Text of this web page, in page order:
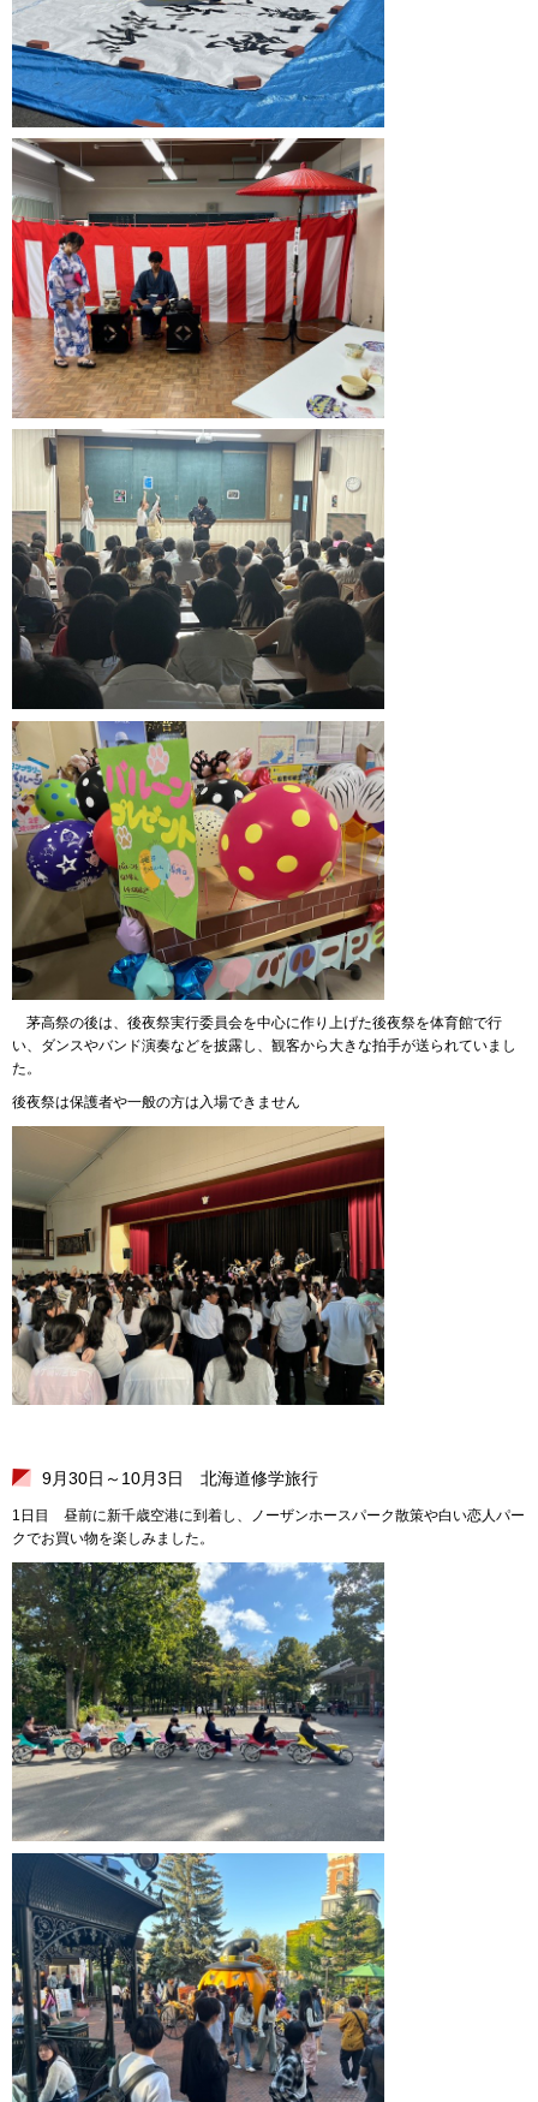
茅高祭の後は、後夜祭実行委員会を中心に作り上げた後夜祭を体育館で行
い、ダンスやバンド演奏などを披露し、観客から大きな拍手が送られていまし
た。
後夜祭は保護者や一般の方は入場できません
9月30日～10月3日 北海道修学旅行
1日目 昼前に新千歳空港に到着し、ノーザンホースパーク散策や白い恋人パー
クでお買い物を楽しみました。